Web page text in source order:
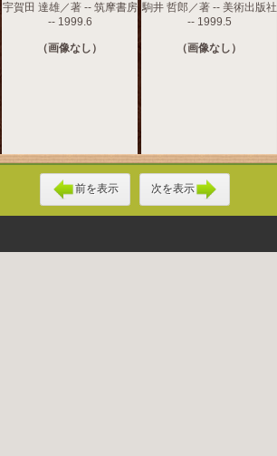
宇賀田 達雄／著 -- 筑摩書房
-- 1999.6
（画像なし）
駒井 哲郎／著 -- 美術出版社
-- 1999.5
（画像なし）
前を表示 次を表示